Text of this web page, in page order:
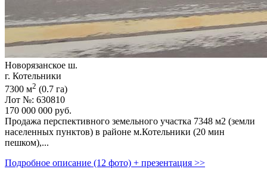
Новорязанское ш.
г. Котельники
7300 м2 (0.7 га)
Лот №: 630810
170 000 000 руб.
Продажа перспективного земельного участка 7348 м2 (земли
населенных пунктов) в районе м.Котельники (20 мин
пешком),­...
Подробное описание (12 фото) + презентация >>